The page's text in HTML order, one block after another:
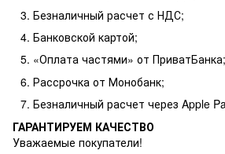
Безналичный расчет с НДС;
Банковской картой;
«Оплата частями» от ПриватБанка;
Рассрочка от Монобанк;
Безналичный расчет через Apple
ГАРАНТИРУЕМ КАЧЕСТВО
Уважаемые покупатели!